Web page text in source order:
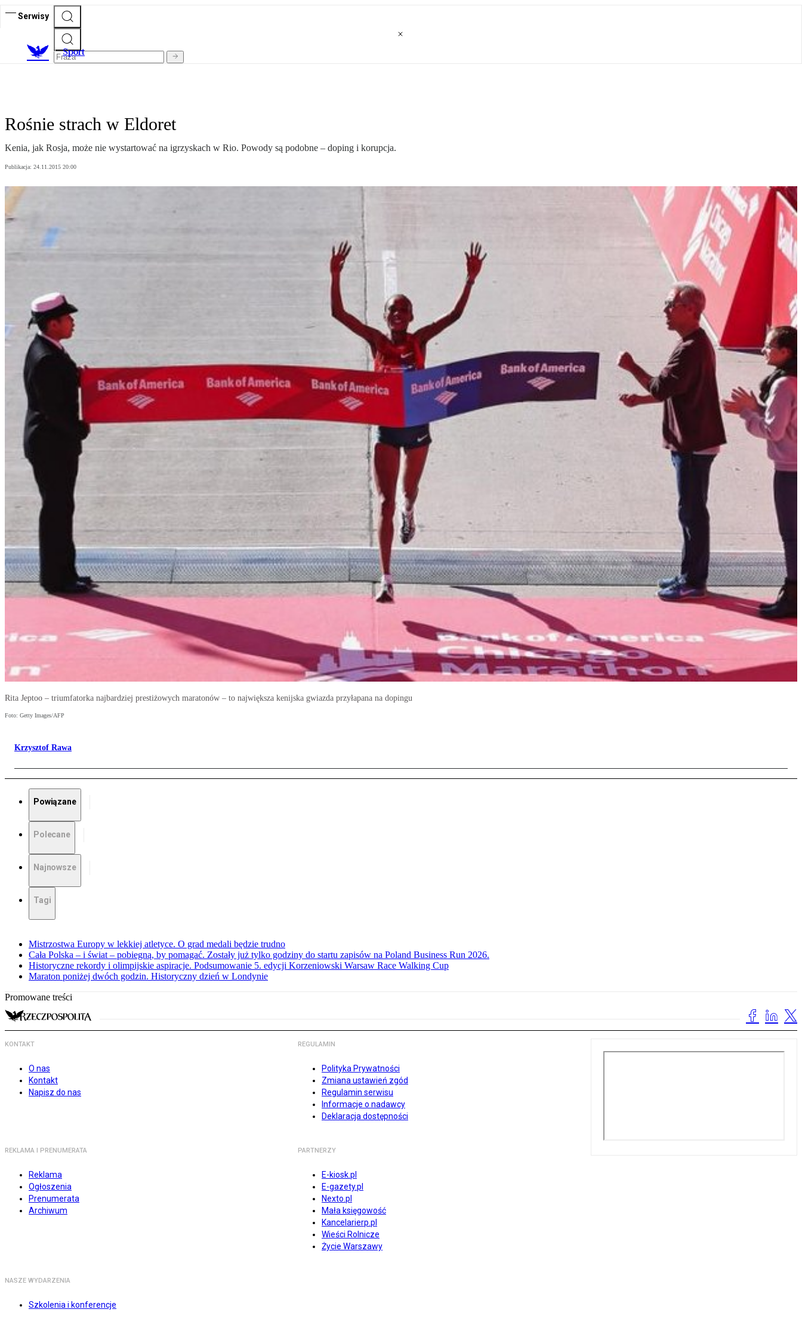
Serwisy
Sport
Rośnie strach w Eldoret
Kenia, jak Rosja, może nie wystartować na igrzyskach w Rio. Powody są podobne – doping i korupcja.
Publikacja: 24.11.2015 20:00
Rita Jeptoo – triumfatorka najbardziej prestiżowych maratonów – to największa kenijska gwiazda przyłapana na dopingu
Foto: Getty Images/AFP
Krzysztof Rawa
Powiązane
Polecane
Najnowsze
Tagi
Mistrzostwa Europy w lekkiej atletyce. O grad medali będzie trudno
Cała Polska – i świat – pobiegną, by pomagać. Zostały już tylko godziny do startu zapisów na Poland Business Run 2026.
Historyczne rekordy i olimpijskie aspiracje. Podsumowanie 5. edycji Korzeniowski Warsaw Race Walking Cup
Maraton poniżej dwóch godzin. Historyczny dzień w Londynie
Promowane treści
KONTAKT
O nas
Kontakt
Napisz do nas
REGULAMIN
Polityka Prywatności
Zmiana ustawień zgód
Regulamin serwisu
Informacje o nadawcy
Deklaracja dostępności
REKLAMA I PRENUMERATA
Reklama
Ogłoszenia
Prenumerata
Archiwum
PARTNERZY
E-kiosk.pl
E-gazety.pl
Nexto.pl
Mała księgowość
Kancelarierp.pl
Wieści Rolnicze
Życie Warszawy
NASZE WYDARZENIA
Szkolenia i konferencje